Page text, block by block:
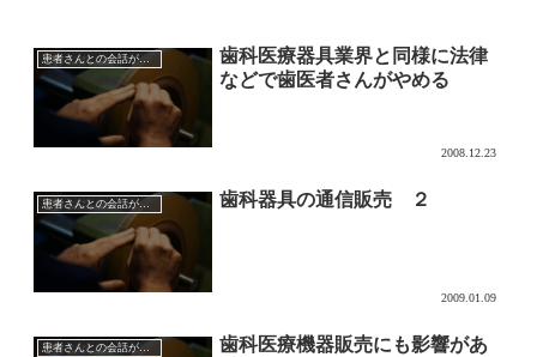
患者さんとの会話が膨らむ歯科医療機器業界の裏話
歯科医療器具業界と同様に法律
などで歯医者さんがやめる
2008.12.23
患者さんとの会話が膨らむ歯科医療機器業界の裏話 歯科器具の通信販売 ２
2009.01.09
患者さんとの会話が膨らむ歯科医療機器業界の裏話
歯科医療機器販売にも影響があ